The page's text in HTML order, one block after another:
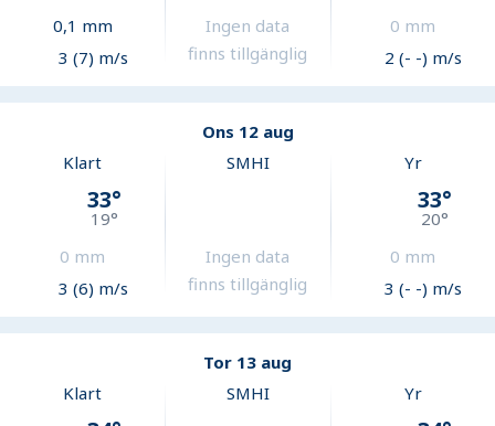
0,1 mm
3 (7) m/s
Ingen data
finns tillgänglig
0 mm
2 (- -) m/s
Ons 12 aug
Klart
33°
19°
0 mm
3 (6) m/s
SMHI
Ingen data
finns tillgänglig
Yr
33°
20°
0 mm
3 (- -) m/s
Tor 13 aug
Klart
SMHI Yr